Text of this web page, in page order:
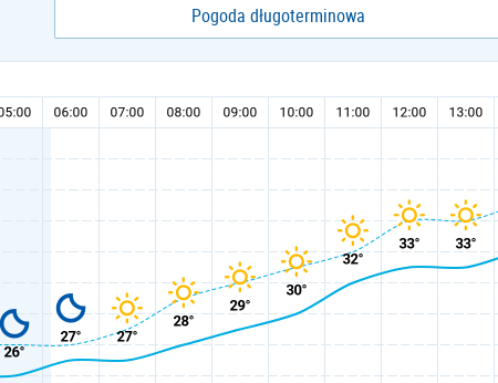
Pogoda długoterminowa